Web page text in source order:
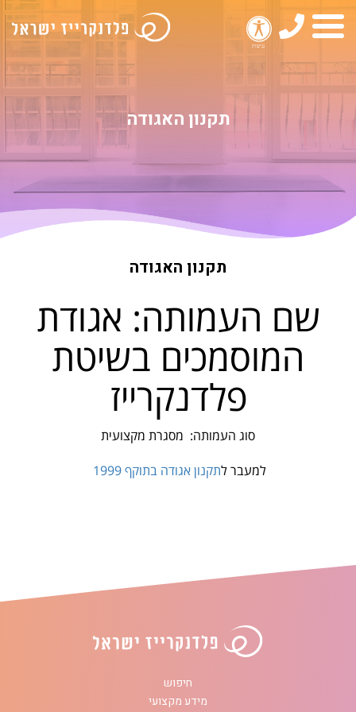
תפריט
טלפון
תקנון האגודה
תקנון האגודה
שם העמותה: אגודת
המוסמכים בשיטת
פלדנקרייז
סוג העמותה: מסגרת מקצועית
למעבר לתקנון אגודה בתוקף 1999
חיפוש
מידע מקצועי